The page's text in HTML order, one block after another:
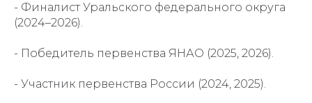
- Финалист Уральского федерального округа
(2024–2026).
- Победитель первенства ЯНАО (2025, 2026).
- Участник первенства России (2024, 2025).